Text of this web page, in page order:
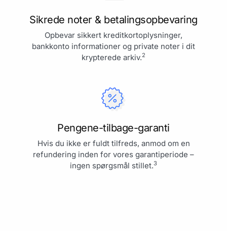
Sikrede noter & betalingsopbevaring
Opbevar sikkert kreditkortoplysninger,
bankkonto informationer og private noter i dit
krypterede arkiv.2
Pengene-tilbage-garanti
Hvis du ikke er fuldt tilfreds, anmod om en
refundering inden for vores garantiperiode –
ingen spørgsmål stillet.3